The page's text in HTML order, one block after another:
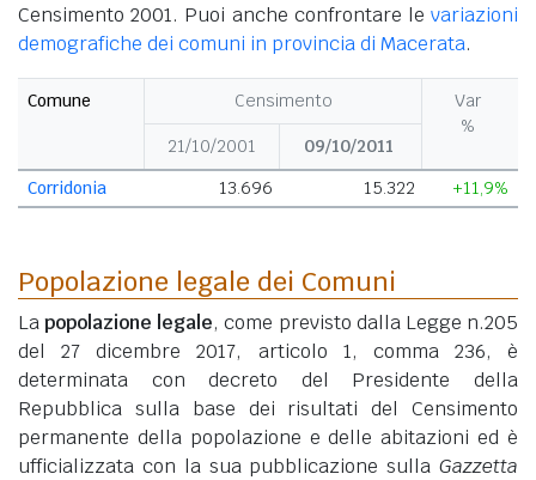
Censimento 2001. Puoi anche confrontare le variazioni
demografiche dei comuni in provincia di Macerata.
Comune Censimento
Var
%
21/10/2001
09/10/2011
Corridonia
13.696 15.322 +11,9%
Popolazione legale dei Comuni
Lapopolazione legale, come previsto dalla Legge n.205
del 27 dicembre 2017, articolo 1, comma 236, è
determinata con decreto del Presidente della
Repubblica sulla base dei risultati del Censimento
permanente della popolazione e delle abitazioni ed è
ufficializzata con la sua pubblicazione sulla Gazzetta